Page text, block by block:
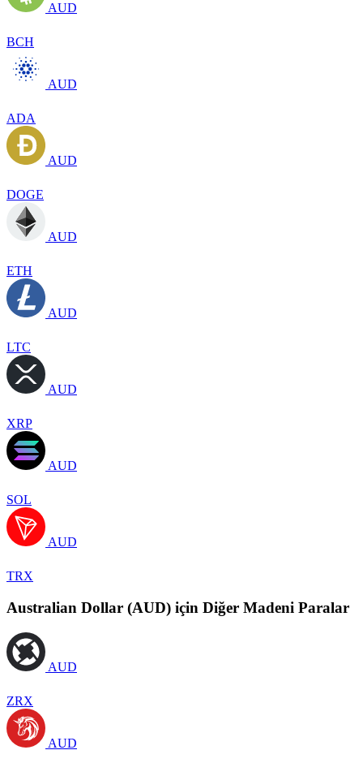
AUD
BCH
AUD
ADA
AUD
DOGE
AUD
ETH
AUD
LTC
AUD
XRP
AUD
SOL
AUD
TRX
Australian Dollar (AUD) için Diğer Madeni Paralar
AUD
ZRX
AUD